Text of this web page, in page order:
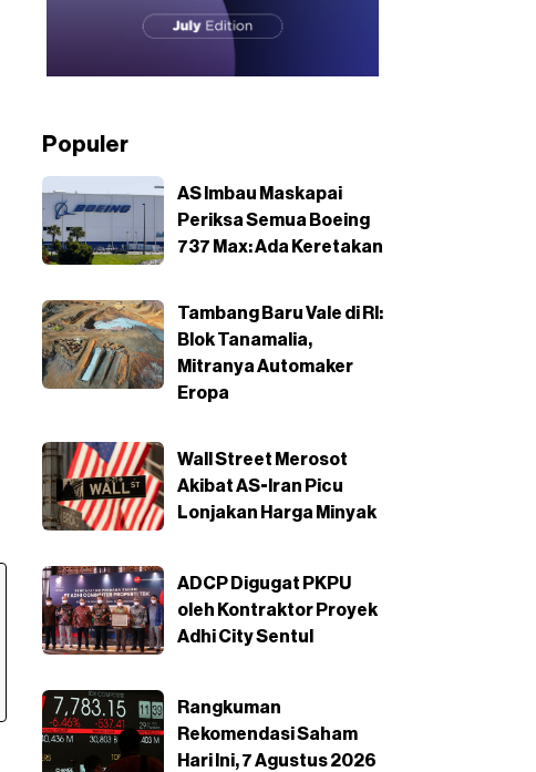
Populer
AS Imbau Maskapai
Periksa Semua Boeing
737 Max: Ada Keretakan
Tambang Baru Vale di RI:
Blok Tanamalia,
Mitranya Automaker
Eropa
Wall Street Merosot
Akibat AS-Iran Picu
Lonjakan Harga Minyak
ADCP Digugat PKPU
oleh Kontraktor Proyek
Adhi City Sentul
Rangkuman
Rekomendasi Saham
Hari Ini, 7 Agustus 2026